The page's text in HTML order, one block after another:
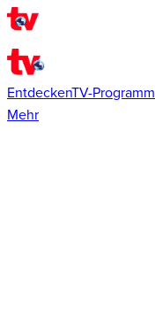
EntdeckenTV-Programm
Mehr